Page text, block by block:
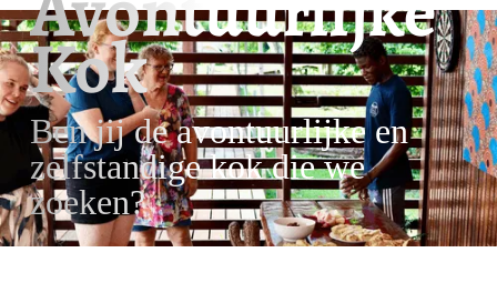
Kok
Ben jij de avontuurlijke en
zelfstandige kok die we
zoeken?